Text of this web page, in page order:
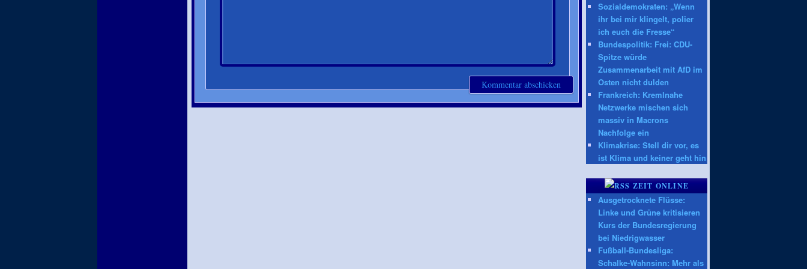
Sozialdemokraten: „Wenn
ihr bei mir klingelt, polier
ich euch die Fresse“
Bundespolitik: Frei: CDU-
Spitze würde
Zusammenarbeit mit AfD im
Osten nicht dulden
Frankreich: Kremlnahe
Netzwerke mischen sich
massiv in Macrons
Nachfolge ein
Klimakrise: Stell dir vor, es
ist Klima und keiner geht hin
ZEIT ONLINE
Ausgetrocknete Flüsse:
Linke und Grüne kritisieren
Kurs der Bundesregierung
bei Niedrigwasser
Fußball-Bundesliga:
Schalke-Wahnsinn: Mehr als